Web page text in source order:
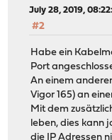
July 28, 2019,
#2
Habe ein
Port
An einem
Vigor 165) an
Mit dem
leben, dies kann
die IP Adressen